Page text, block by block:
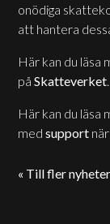
onödiga
att hantera
Här kan du läsa
påSkatteverket.
Här kan du läsa
medsupport
« Till fler nyheter